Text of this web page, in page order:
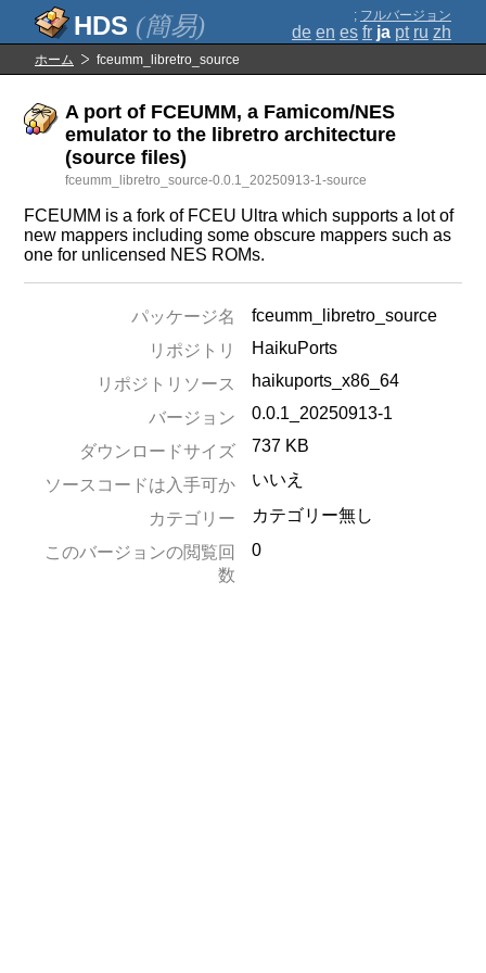
(簡易) ; フルバージョン
de en es fr ja pt ru zh
ホーム fceumm_libretro_source
A port of FCEUMM, a Famicom/NES
emulator to the libretro architecture
(source files)
fceumm_libretro_source-0.0.1_20250913-1-source
FCEUMM is a fork of FCEU Ultra which supports a lot of
new mappers including some obscure mappers such as
one for unlicensed NES ROMs.
パッケージ名
fceumm_libretro_source
リポジトリ
HaikuPorts
リポジトリソース
haikuports_x86_64
バージョン
0.0.1_20250913-1
ダウンロードサイズ 737 KB
ソースコードは入手可か いいえ
カテゴリー
カテゴリー無し
このバージョンの閲覧回
数
0